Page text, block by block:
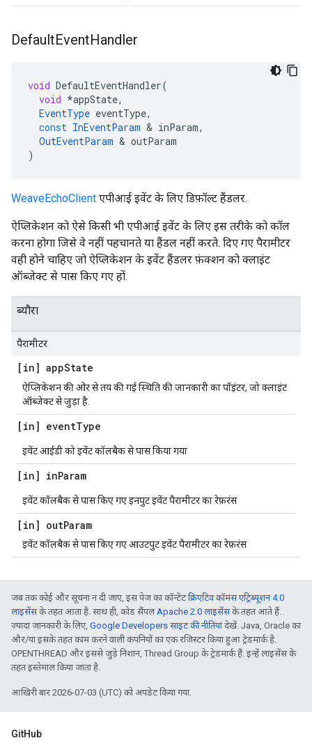
DefaultEventHandler
void DefaultEventHandler(
void *appState,
EventType eventType,
const InEventParam & inParam,
OutEventParam & outParam
)
WeaveEchoClient एपीआई इवेंट के लिए डिफ़ॉल्ट हैंडलर.
ऐप्लिकेशन को ऐसे किसी भी एपीआई इवेंट के लिए इस तरीके को कॉल
करना होगा जिसे वे नहीं पहचानते या हैंडल नहीं करते. दिए गए पैरामीटर
वही होने चाहिए जो ऐप्लिकेशन के इवेंट हैंडलर फ़ंक्शन को क्लाइंट
ऑब्जेक्ट से पास किए गए हों.
ब्यौरा
पैरामीटर
[in] appState
ऐप्लिकेशन की ओर से तय की गई स्थिति की जानकारी का पॉइंटर, जो क्लाइंट
ऑब्जेक्ट से जुड़ा है.
[in] eventType
इवेंट आईडी को इवेंट कॉलबैक से पास किया गया
[in] inParam
इवेंट कॉलबैक से पास किए गए इनपुट इवेंट पैरामीटर का रेफ़रंस
[in] outParam
इवेंट कॉलबैक से पास किए गए आउटपुट इवेंट पैरामीटर का रेफ़रंस
जब तक कोई और सूचना न दी जाए, इस पेज का कॉन्टेंटक्रिएटिव कॉमंस एट्रिब्यूशन 4.0
लाइसेंसके तहत आता है. साथ ही, कोड सैंपलApache 2.0 लाइसेंसके तहत आते हैं.
ज़्यादा जानकारी के लिए, Google Developers साइट की नीतियांदेखें. Java, Oracle का
और/या इसके तहत काम करने वाली कंपनियों का एक रजिस्टर किया हुआ ट्रेडमार्क है.
OPENTHREAD और इससे जुड़े निशान, Thread Group के ट्रेडमार्क हैं. इन्हें लाइसेंस के
तहत इस्तेमाल किया जाता है.
आखिरी बार 2026-07-03 (UTC) को अपडेट किया गया.
GitHub